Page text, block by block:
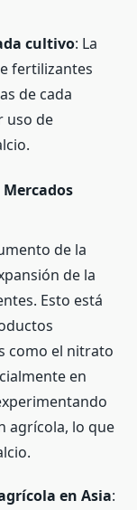
cultivo: La
fertilizantes
de cada
uso de
de la
de la
Esto está
como el nitrato
en
agrícola, lo que
en Asia: